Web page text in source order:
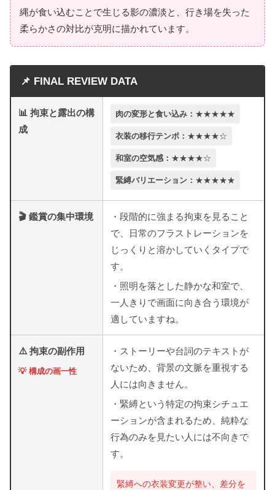
縄が食い込むことで生じる影の濃淡と、行き場を失った
柔らかさの対比が克明に描かれています。
📌 FINAL REVIEW DATA
📊 拘束と露出の構
成
肉の変形と食い込み： ★★★★★
衣装の移行テンポ： ★★★★☆
和室の空気感： ★★★★☆
緊縛バリエーション： ★★★★★
🎬 鑑賞の集中環境
・段階的に強まる拘束を見ること
で、日常のフラストレーションを
じっくりと溶かしていくタイプで
す。
・照明を落とした静かな和室で、
一人きりで画面に向き合う環境が
適していますね。
⚠️ 拘束の副作用
💡 構成の画一性
・ストーリーや台詞のテキストが
ないため、背景の文脈を重視する
人には向きません。
・緊縛という特定の拘束シチュエ
ーションが含まれるため、純粋な
行為のみを見たい人には不向きで
す。
緊縛への衣装変更が整い、差分を